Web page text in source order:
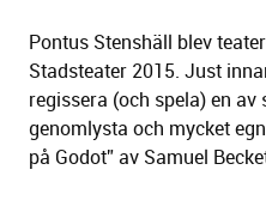
Pontus Stenshäll blev
Stadsteater 2015. Just
regissera (och spela) en av
genomlysta och mycket
på Godot” av Samuel